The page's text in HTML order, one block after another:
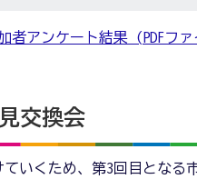
者アンケート結果 (PDFファ
交換会
いくため、第3回目となる